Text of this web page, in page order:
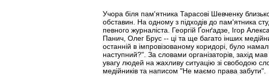
Учора біля пам'ятника Тарасові Шевченку
обставин. На одному з підходів до пам'ятника
певного журналіста. Георгій Ґонґадзе, Ігор
Панич, Олег Брус -- ці та ще багато інших
останній в імпровізованому коридорі, було
наступний?". За словами організаторів, захід
увагу людей на жахливу ситуацію зі свободою
медійників та написом "Не маємо права забути".